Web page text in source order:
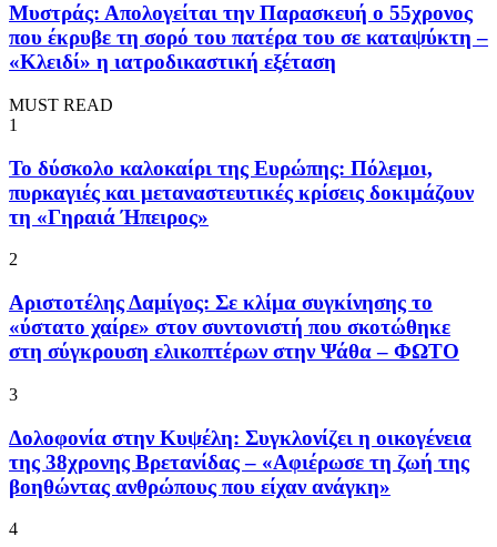
Μυστράς: Απολογείται την Παρασκευή ο 55χρονος
που έκρυβε τη σορό του πατέρα του σε καταψύκτη –
«Κλειδί» η ιατροδικαστική εξέταση
MUST READ
1
To δύσκολο καλοκαίρι της Ευρώπης: Πόλεμοι,
πυρκαγιές και μεταναστευτικές κρίσεις δοκιμάζουν
τη «Γηραιά Ήπειρος»
2
Αριστοτέλης Δαμίγος: Σε κλίμα συγκίνησης το
«ύστατο χαίρε» στον συντονιστή που σκοτώθηκε
στη σύγκρουση ελικοπτέρων στην Ψάθα – ΦΩΤΟ
3
Δολοφονία στην Κυψέλη: Συγκλονίζει η οικογένεια
της 38χρονης Βρετανίδας – «Αφιέρωσε τη ζωή της
βοηθώντας ανθρώπους που είχαν ανάγκη»
4